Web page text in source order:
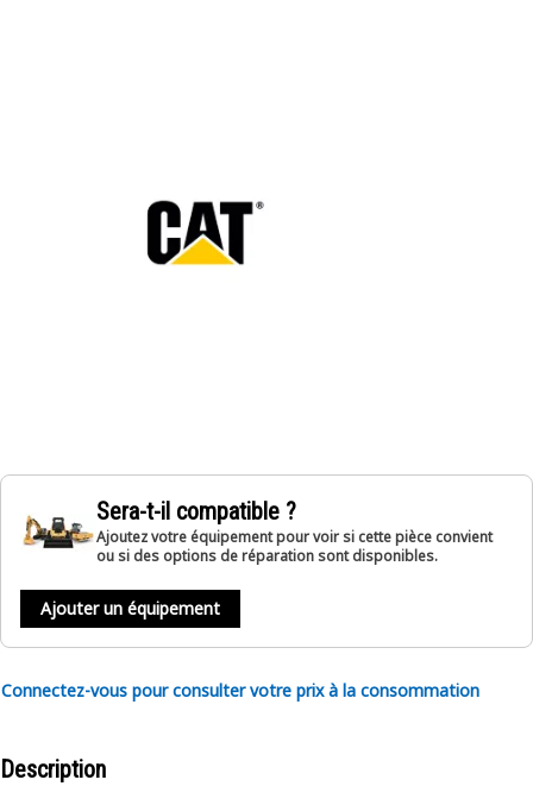
Sera-t-il compatible ?
Ajoutez votre équipement pour voir si cette pièce convient
ou si des options de réparation sont disponibles.
Ajouter un équipement
Connectez-vous pour consulter votre prix à la consommation
Description